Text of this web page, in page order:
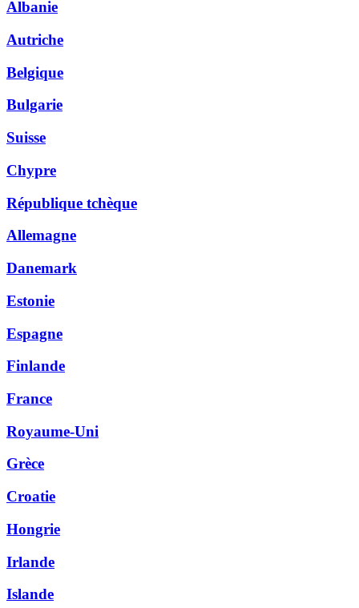
Albanie
Autriche
Belgique
Bulgarie
Suisse
Chypre
République tchèque
Allemagne
Danemark
Estonie
Espagne
Finlande
France
Royaume-Uni
Grèce
Croatie
Hongrie
Irlande
Islande